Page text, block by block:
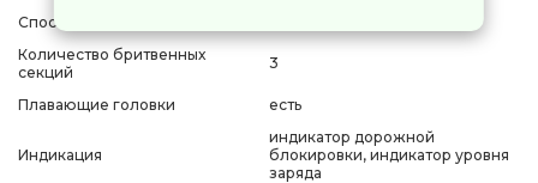
Способ бритья
Количество бритвенных
секций
3
Плавающие головки есть
Индикация
индикатор дорожной
блокировки, индикатор уровня
заряда